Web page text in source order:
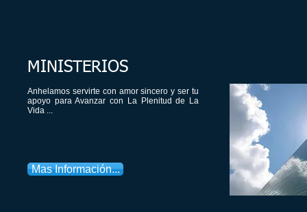
MINISTERIOS
​Anhelamos servirte con amor sincero y ser tu
apoyo para Avanzar con La Plenitud de La
Vida ...
Mas Información...